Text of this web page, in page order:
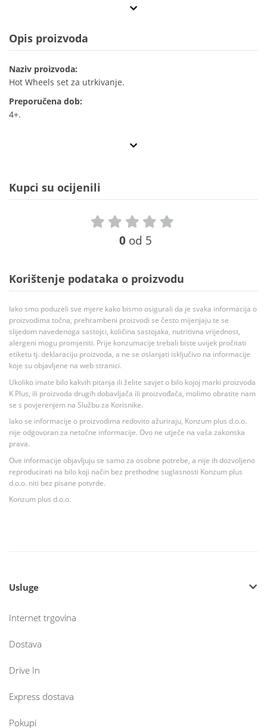
Opis proizvoda
Naziv proizvoda:
Hot Wheels set za utrkivanje.
Preporučena dob:
4+.
Kupci su ocijenili
0 od 5
Korištenje podataka o proizvodu
Iako smo poduzeli sve mjere kako bismo osigurali da je svaka informacija o
proizvodima točna, prehrambeni proizvodi se često mijenjaju te se
slijedom navedenoga sastojci, količina sastojaka, nutritivna vrijednost,
alergeni mogu promjeniti. Prije konzumacije trebali biste uvijek pročitati
etiketu tj. deklaraciju proizvoda, a ne se oslanjati isključivo na informacije
koje su objavljene na web stranici.
Ukoliko imate bilo kakvih pitanja ili želite savjet o bilo kojoj marki proizvoda
K Plus, ili proizvoda drugih dobavljača ili proizvođača, molimo obratite nam
se s povjerenjem na Službu za Korisnike.
Iako se informacije o proizvodima redovito ažuriraju, Konzum plus d.o.o.
nije odgovoran za netočne informacije. Ovo ne utječe na vaša zakonska
prava.
Ove informacije objavljuju se samo za osobne potrebe, a nije ih dozvoljeno
reproducirati na bilo koji način bez prethodne suglasnosti Konzum plus
d.o.o. niti bez pisane potvrde.
Konzum plus d.o.o.
Usluge
Internet trgovina
Dostava
Drive In
Express dostava
Pokupi